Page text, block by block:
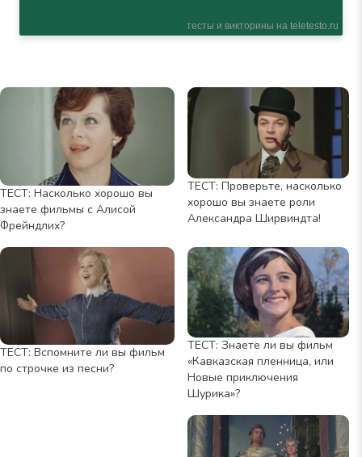
ТЕСТ: Насколько хорошо вы
знаете фильмы с Алисой
Фрейндлих?
ТЕСТ: Проверьте, насколько
хорошо вы знаете роли
Александра Ширвиндта!
ТЕСТ: Вспомните ли вы фильм
по строчке из песни?
ТЕСТ: Знаете ли вы фильм
«Кавказская пленница, или
Новые приключения
Шурика»?